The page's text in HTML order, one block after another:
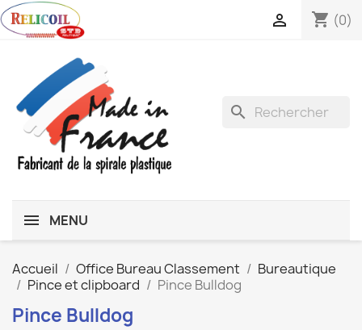
shopping_cart (0)

search
MENU
Accueil Office Bureau Classement
Bureautique
Pince et clipboard
Pince Bulldog
Pince Bulldog